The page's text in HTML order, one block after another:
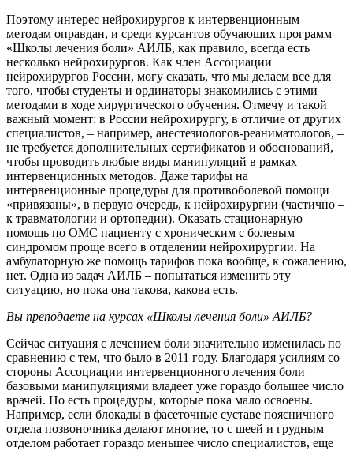
Поэтому интерес нейрохирургов к интервенционным
методам оправдан, и среди курсантов обучающих программ
«Школы лечения боли» АИЛБ, как правило, всегда есть
несколько нейрохирургов. Как член Ассоциации
нейрохирургов России, могу сказать, что мы делаем все для
того, чтобы студенты и ординаторы знакомились с этими
методами в ходе хирургического обучения. Отмечу и такой
важный момент: в России нейрохирургу, в отличие от других
специалистов, – например, анестезиологов-реаниматологов, –
не требуется дополнительных сертификатов и обоснований,
чтобы проводить любые виды манипуляций в рамках
интервенционных методов. Даже тарифы на
интервенционные процедуры для противоболевой помощи
«привязаны», в первую очередь, к нейрохирургии (частично –
к травматологии и ортопедии). Оказать стационарную
помощь по ОМС пациенту с хроническим с болевым
синдромом проще всего в отделении нейрохирургии. На
амбулаторную же помощь тарифов пока вообще, к сожалению,
нет. Одна из задач АИЛБ – попытаться изменить эту
ситуацию, но пока она такова, какова есть.
Вы преподаете на курсах «Школы лечения боли» АИЛБ?
Сейчас ситуация с лечением боли значительно изменилась по
сравнению с тем, что было в 2011 году. Благодаря усилиям со
стороны Ассоциации интервенционного лечения боли
базовыми манипуляциями владеет уже гораздо большее число
врачей. Но есть процедуры, которые пока мало освоены.
Например, если блокады в фасеточные суставе поясничного
отдела позвоночника делают многие, то с шеей и грудным
отделом работает гораздо меньшее число специалистов, еще